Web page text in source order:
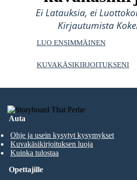
Ei Latauksia, ei
Kirjautumista
LUO ENSIMMÄINEN
KUVAKÄSIKIRJOITUKSENI
Auta
Ohje ja usein kysytyt kysymykset
Kuvakäsikirjoituksen luoja
Kuinka tulostaa
Opettajille